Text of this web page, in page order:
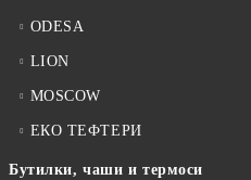
ODESA
LION
MOSCOW
ЕКО ТЕФТЕРИ
Бутилки, чаши и термоси